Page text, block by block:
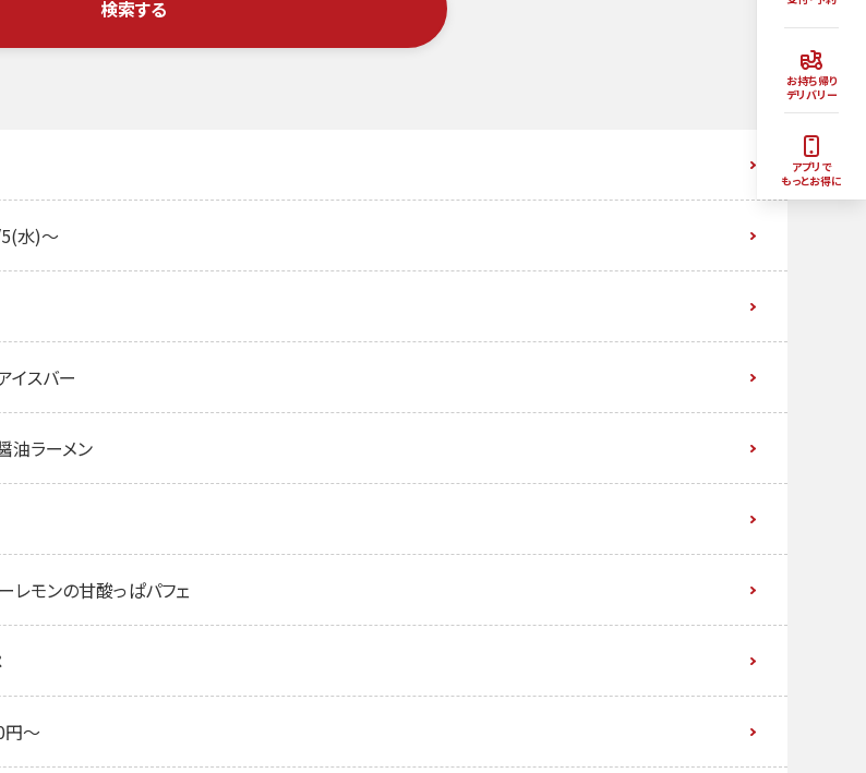
お持ち帰り
デリバリー
アプリで
もっとお得に
検索する
水)～
イスバー
油ラーメン
レモンの甘酸っぱパフェ
円～